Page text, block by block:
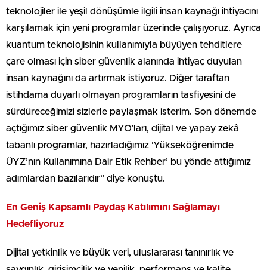
teknolojiler ile yeşil dönüşümle ilgili insan kaynağı ihtiyacını
karşılamak için yeni programlar üzerinde çalışıyoruz. Ayrıca
kuantum teknolojisinin kullanımıyla büyüyen tehditlere
çare olması için siber güvenlik alanında ihtiyaç duyulan
insan kaynağını da artırmak istiyoruz. Diğer taraftan
istihdama duyarlı olmayan programların tasfiyesini de
sürdüreceğimizi sizlerle paylaşmak isterim. Son dönemde
açtığımız siber güvenlik MYO’ları, dijital ve yapay zekâ
tabanlı programlar, hazırladığımız ‘Yükseköğrenimde
ÜYZ’nın Kullanımına Dair Etik Rehber’ bu yönde attığımız
adımlardan bazılarıdır” diye konuştu.
En Geniş Kapsamlı Paydaş Katılımını Sağlamayı
Hedefliyoruz
Dijital yetkinlik ve büyük veri, uluslararası tanınırlık ve